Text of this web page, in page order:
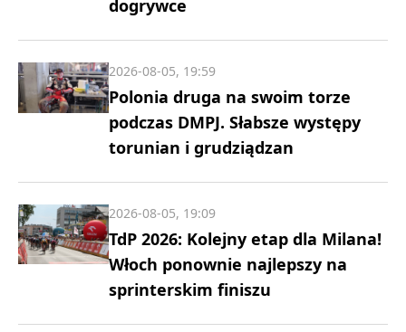
dogrywce
Polonia druga na swoim torze
podczas DMPJ. Słabsze występy
torunian i grudziądzan
2026-08-05, 19:59
TdP 2026: Kolejny etap dla Milana!
Włoch ponownie najlepszy na
sprinterskim finiszu
2026-08-05, 19:09